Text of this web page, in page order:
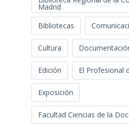
Madrid
Bibliotecas
Cultura
Edición El Profesional
Exposición
Facultad Ciencias de la